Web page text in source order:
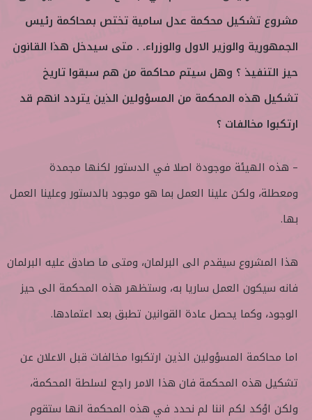
مشروع تشكيل محكمة عدل سامية تختص بمحاكمة رئيس
الجمهورية والوزير الاول والوزراء. . متى سيدخل هذا القانون
حيز التنفيذ ؟ وهل سيتم محاكمة من هم سبقوا تاريخ
تشكيل هذه المحكمة من المسؤولين الذين يتردد انهم قد
ارتكبوا مخالفات ؟
– هذه الهيئة موجودة اصلا في الدستور لكنها مجمدة
ومعطلة، ولكن علينا العمل بما هو موجود بالدستور وعلينا العمل
بها.
هذا المشروع سيقدم الى البرلمان، ومتى ما صادق عليه البرلمان
فانه سيكون العمل ساريا به، وستظهر هذه المحكمة الى حيز
الوجود، وكما يحصل عادة القوانين تطبق بعد اعتمادها.
اما محاكمة المسؤولين الذين ارتكبوا مخالفات قبل الاعلان عن
تشكيل هذه المحكمة فان هذا الامر راجع لسلطة المحكمة،
ولكن اؤكد لكم اننا لم نحدد في هذه المحكمة انها ستقوم